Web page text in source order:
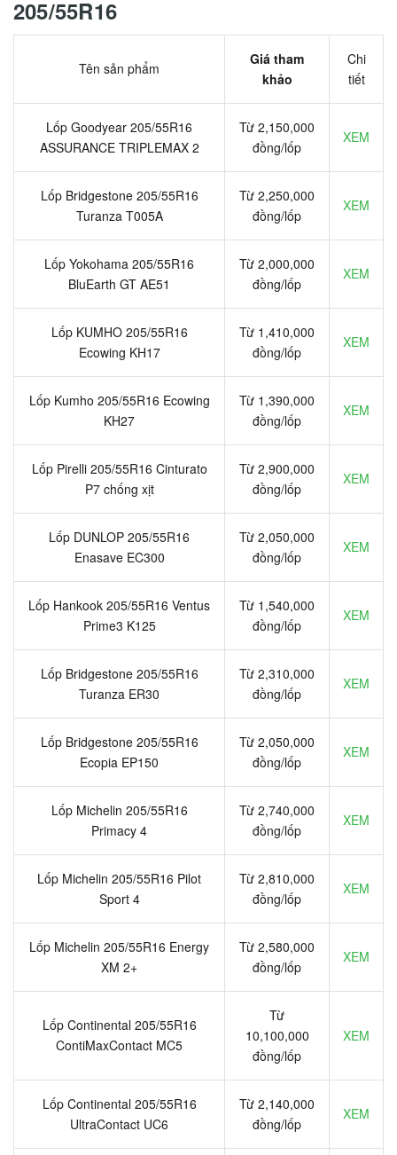
205/55R16
Tên sản phẩm
Giá tham
khảo
Chi
tiết
Lốp Goodyear 205/55R16
ASSURANCE TRIPLEMAX 2
Từ 2,150,000
đồng/lốp
XEM
Lốp Bridgestone 205/55R16
Turanza T005A
Từ 2,250,000
đồng/lốp
XEM
Lốp Yokohama 205/55R16
BluEarth GT AE51
Từ 2,000,000
đồng/lốp
XEM
Lốp KUMHO 205/55R16
Ecowing KH17
Từ 1,410,000
đồng/lốp
XEM
Lốp Kumho 205/55R16 Ecowing
KH27
Từ 1,390,000
đồng/lốp
XEM
Lốp Pirelli 205/55R16 Cinturato
P7 chống xịt
Từ 2,900,000
đồng/lốp
XEM
Lốp DUNLOP 205/55R16
Enasave EC300
Từ 2,050,000
đồng/lốp
XEM
Lốp Hankook 205/55R16 Ventus
Prime3 K125
Từ 1,540,000
đồng/lốp
XEM
Lốp Bridgestone 205/55R16
Turanza ER30
Từ 2,310,000
đồng/lốp
XEM
Lốp Bridgestone 205/55R16
Ecopia EP150
Từ 2,050,000
đồng/lốp
XEM
Lốp Michelin 205/55R16
Primacy 4
Từ 2,740,000
đồng/lốp
XEM
Lốp Michelin 205/55R16 Pilot
Sport 4
Từ 2,810,000
đồng/lốp
XEM
Lốp Michelin 205/55R16 Energy
XM 2+
Từ 2,580,000
đồng/lốp
XEM
Lốp Continental 205/55R16
ContiMaxContact MC5
Từ
10,100,000
đồng/lốp
XEM
Lốp Continental 205/55R16
UltraContact UC6
Từ 2,140,000
đồng/lốp
XEM